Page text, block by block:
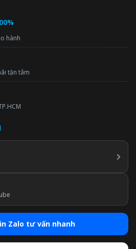
hành
tận tâm
Zalo tư vấn nhanh